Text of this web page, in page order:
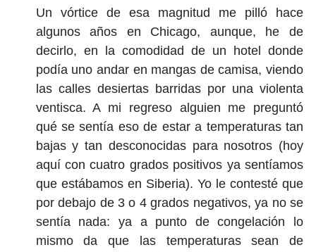
Un vórtice de esa magnitud me pilló hace
algunos años en Chicago, aunque, he de
decirlo, en la comodidad de un hotel donde
podía uno andar en mangas de camisa, viendo
las calles desiertas barridas por una violenta
ventisca. A mi regreso alguien me preguntó
qué se sentía eso de estar a temperaturas tan
bajas y tan desconocidas para nosotros (hoy
aquí con cuatro grados positivos ya sentíamos
que estábamos en Siberia). Yo le contesté que
por debajo de 3 o 4 grados negativos, ya no se
sentía nada: ya a punto de congelación lo
mismo da que las temperaturas sean de